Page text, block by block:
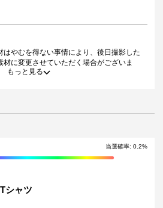
はやむを得ない事情により、後日撮影した
に変更させていただく場合がございま
過後にお問合せいただいた景品の不備、未
しかねます。
をオークション等へ出品する行為、その
止しております。
画･画像･ボイス等のデジタルコンテンツ
おります。無断でのSNS等での公開、譲
もっと見る
当選確率: 0.2%
シャツ